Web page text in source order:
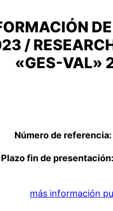
/
«GES-VAL»
Número de referencia:
Plazo fin de presentación:
más información